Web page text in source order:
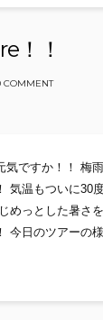
！！
COMMENT
気ですか！！ 梅
気温もついに30
めっとした暑さ
今日のツアーの
is here！！